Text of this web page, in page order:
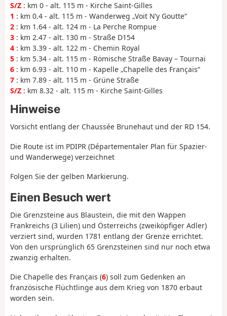
S/Z : km 0 - alt. 115 m - Kirche Saint-Gilles
1 : km 0.4 - alt. 115 m - Wanderweg „Voit N’y Goutte“
2 : km 1.64 - alt. 124 m - La Perche Rompue
3 : km 2.47 - alt. 130 m - Straße D154
4 : km 3.39 - alt. 122 m - Chemin Royal
5 : km 5.34 - alt. 115 m - Römische Straße Bavay – Tournai
6 : km 6.93 - alt. 110 m - Kapelle „Chapelle des Français“
7 : km 7.89 - alt. 115 m - Grüne Straße
S/Z : km 8.32 - alt. 115 m - Kirche Saint-Gilles
Hinweise
Vorsicht entlang der Chaussée Brunehaut und der RD 154.
Die Route ist im PDIPR (Départementaler Plan für Spazier-
und Wanderwege) verzeichnet
Folgen Sie der gelben Markierung.
Einen Besuch wert
Die Grenzsteine aus Blaustein, die mit den Wappen
Frankreichs (3 Lilien) und Österreichs (zweiköpfiger Adler)
verziert sind, wurden 1781 entlang der Grenze errichtet.
Von den ursprünglich 65 Grenzsteinen sind nur noch etwa
zwanzig erhalten.
Die Chapelle des Français (6) soll zum Gedenken an
französische Flüchtlinge aus dem Krieg von 1870 erbaut
worden sein.